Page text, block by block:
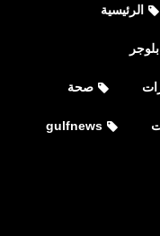
الرئيسية
بلوجر
صحة
gulfnews